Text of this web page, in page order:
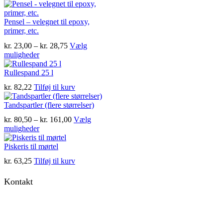
Pensel – velegnet til epoxy,
primer, etc.
kr. 23,00 – kr. 28,75Prisinterval:
Vælg
mulighederDette
vare
har
varianter.
Mulighederne
kan
vælges
på
varesiden
Rullespand 25 l
kr. 82,22 Tilføj til kurv
Tandspartler (flere størrelser)
kr. 80,50 – kr. 161,00Prisinterval:
Vælg
mulighederDette
vare
har
varianter.
Piskeris til mørtel
kr. 63,25 Tilføj til kurv
Kontakt